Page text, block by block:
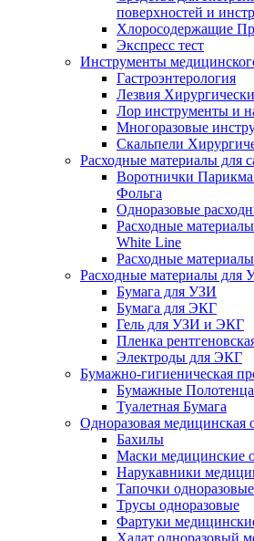
поверхностей и
Хлоросодержащие
Экспресс тест
Инструменты
Гастроэнтерология
Лезвия
Лор инструменты и
Многоразовые
Скальпели
Расходные материалы для
Воротнички
Фольга
Одноразовые
Расходные
White Line
Расходные
Расходные материалы
Бумага для УЗИ
Бумага для ЭКГ
Гель для УЗИ и ЭКГ
Пленка
Электроды для ЭКГ
Бумажно-гигиеническая
Бумажные
Туалетная Бумага
Одноразовая медицинская
Бахилы
Маски медицинские
Нарукавники
Тапочки одноразовые
Трусы одноразовые
Фартуки
Халат одноразовый